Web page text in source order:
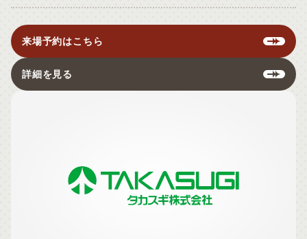
来場予約はこちら
詳細を見る